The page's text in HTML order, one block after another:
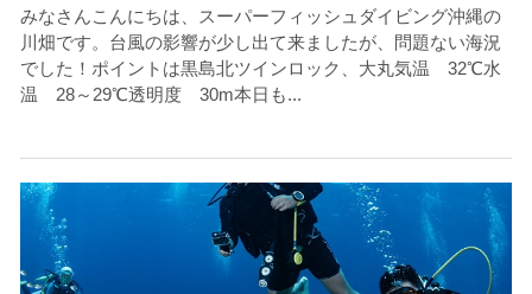
みなさんこんにちは、スーパーフィッシュダイビング沖縄の
川畑です。台風の影響が少し出て来ましたが、問題ない海況
でした！ポイントは黒島北ツインロック、大丸気温 32℃水
温 28～29℃透明度 30m本日も...